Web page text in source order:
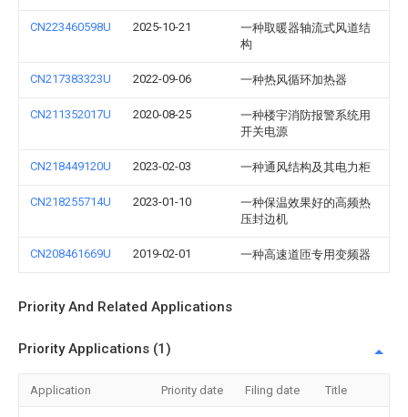
CN223460598U 2025-10-21
一种取暖器轴流式风道结
构
CN217383323U 2022-09-06 一种热风循环加热器
CN211352017U 2020-08-25
一种楼宇消防报警系统用
开关电源
CN218449120U 2023-02-03 一种通风结构及其电力柜
CN218255714U 2023-01-10
一种保温效果好的高频热
压封边机
CN208461669U 2019-02-01 一种高速道匝专用变频器
Priority And Related Applications
Priority Applications (1)
Application Priority date Filing date Title